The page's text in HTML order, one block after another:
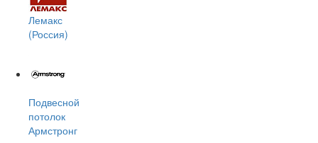
Лемакс
(Россия)
Подвесной
потолок
Армстронг